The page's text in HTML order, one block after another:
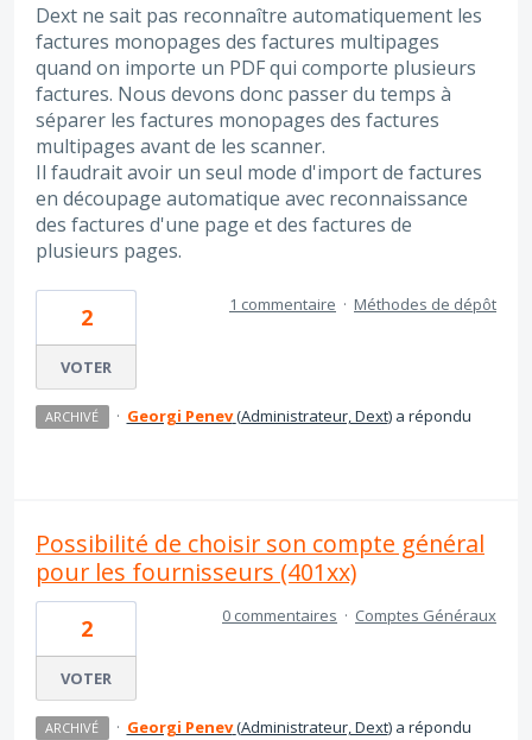
Dext ne sait pas reconnaître automatiquement les
factures monopages des factures multipages
quand on importe un PDF qui comporte plusieurs
factures. Nous devons donc passer du temps à
séparer les factures monopages des factures
multipages avant de les scanner.
Il faudrait avoir un seul mode d'import de factures
en découpage automatique avec reconnaissance
des factures d'une page et des factures de
plusieurs pages.
2
VOTER
1 commentaire · Méthodes de dépôt
ARCHIVÉ · Georgi Penev(Administrateur, Dext)a répondu
Possibilité de choisir son compte général
pour les fournisseurs (401xx)
2
VOTER
0 commentaires · Comptes Généraux
ARCHIVÉ · Georgi Penev(Administrateur, Dext)a répondu